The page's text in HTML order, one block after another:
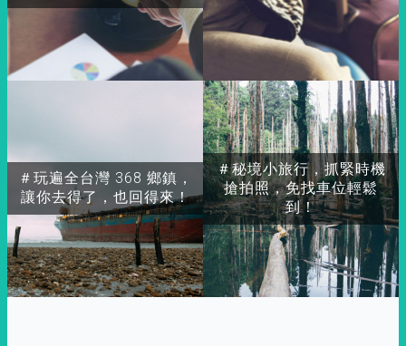
＃玩遍全台灣 368 鄉鎮，
讓你去得了，也回得來！
＃秘境小旅行，抓緊時機
搶拍照，免找車位輕鬆
到！